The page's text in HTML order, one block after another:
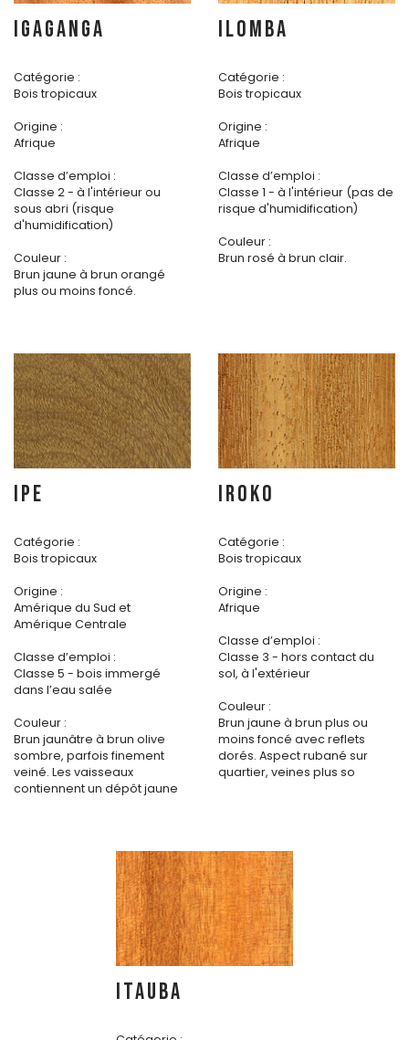
IGAGANGA
Catégorie :
Bois tropicaux
Origine :
Afrique
Classe d’emploi :
Classe 2 - à l'intérieur ou
sous abri (risque
d'humidification)
Couleur :
Brun jaune à brun orangé
plus ou moins foncé.
ILOMBA
Catégorie :
Bois tropicaux
Origine :
Afrique
Classe d’emploi :
Classe 1 - à l'intérieur (pas de
risque d'humidification)
Couleur :
Brun rosé à brun clair.
IPE
Catégorie :
Bois tropicaux
Origine :
Amérique du Sud et
Amérique Centrale
Classe d’emploi :
Classe 5 - bois immergé
dans l’eau salée
Couleur :
Brun jaunâtre à brun olive
sombre, parfois finement
veiné. Les vaisseaux
contiennent un dépôt jaune
IROKO
Catégorie :
Bois tropicaux
Origine :
Afrique
Classe d’emploi :
Classe 3 - hors contact du
sol, à l'extérieur
Couleur :
Brun jaune à brun plus ou
moins foncé avec reflets
dorés. Aspect rubané sur
quartier, veines plus so
ITAUBA